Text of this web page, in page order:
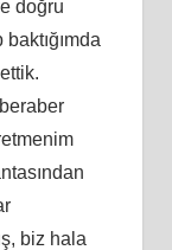
doğru
biz hala